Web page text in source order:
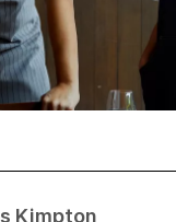
Kimpton